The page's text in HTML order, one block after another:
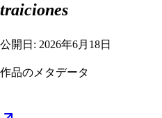
traiciones
公開日: 2026年6月18日
作品のメタデータ